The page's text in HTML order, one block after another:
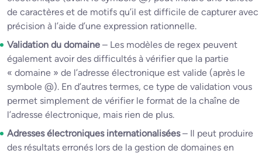
de caractères et de motifs qu’il est difficile de capturer avec
précision à l’aide d’une expression rationnelle.
Validation du domaine – Les modèles de regex peuvent
également avoir des difficultés à vérifier que la partie
« domaine » de l’adresse électronique est valide (après le
symbole @). En d’autres termes, ce type de validation vous
permet simplement de vérifier le format de la chaîne de
l’adresse électronique, mais rien de plus.
Adresses électroniques internationalisées– Il peut produire
des résultats erronés lors de la gestion de domaines en